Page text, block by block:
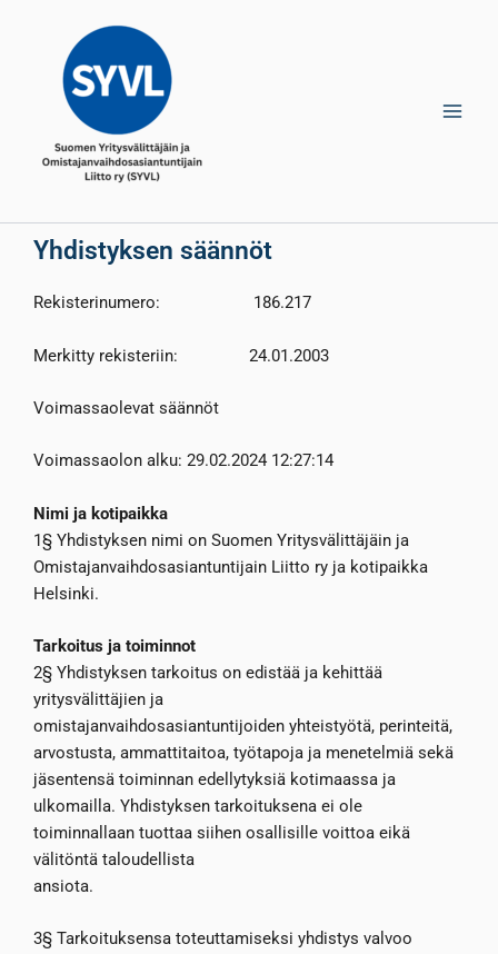
Yhdistyksen säännöt
Rekisterinumero: 186.217
Merkitty rekisteriin: 24.01.2003
Voimassaolevat säännöt
Voimassaolon alku: 29.02.2024 12:27:14
Nimi ja kotipaikka
1§ Yhdistyksen nimi on Suomen Yritysvälittäjäin ja
Omistajanvaihdosasiantuntijain Liitto ry ja kotipaikka
Helsinki.
Tarkoitus ja toiminnot
2§ Yhdistyksen tarkoitus on edistää ja kehittää
yritysvälittäjien ja
omistajanvaihdosasiantuntijoiden yhteistyötä, perinteitä,
arvostusta, ammattitaitoa, työtapoja ja menetelmiä sekä
jäsentensä toiminnan edellytyksiä kotimaassa ja
ulkomailla. Yhdistyksen tarkoituksena ei ole
toiminnallaan tuottaa siihen osallisille voittoa eikä
välitöntä taloudellista
ansiota.
3§ Tarkoituksensa toteuttamiseksi yhdistys valvoo